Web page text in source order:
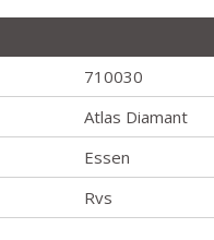
710030
Atlas Diamant
Essen
Rvs